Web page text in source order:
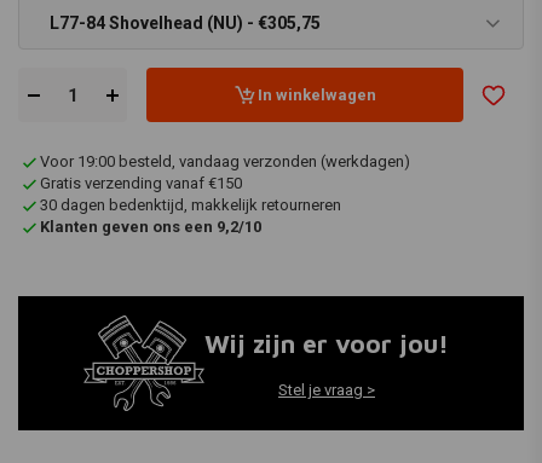
L77-84 Shovelhead (NU) - €305,75
In winkelwagen
Voor 19:00 besteld, vandaag verzonden (werkdagen)
Gratis verzending vanaf €150
30 dagen bedenktijd, makkelijk retourneren
Klanten geven ons een 9,2/10
Wij zijn er voor jou!
Stel je vraag >